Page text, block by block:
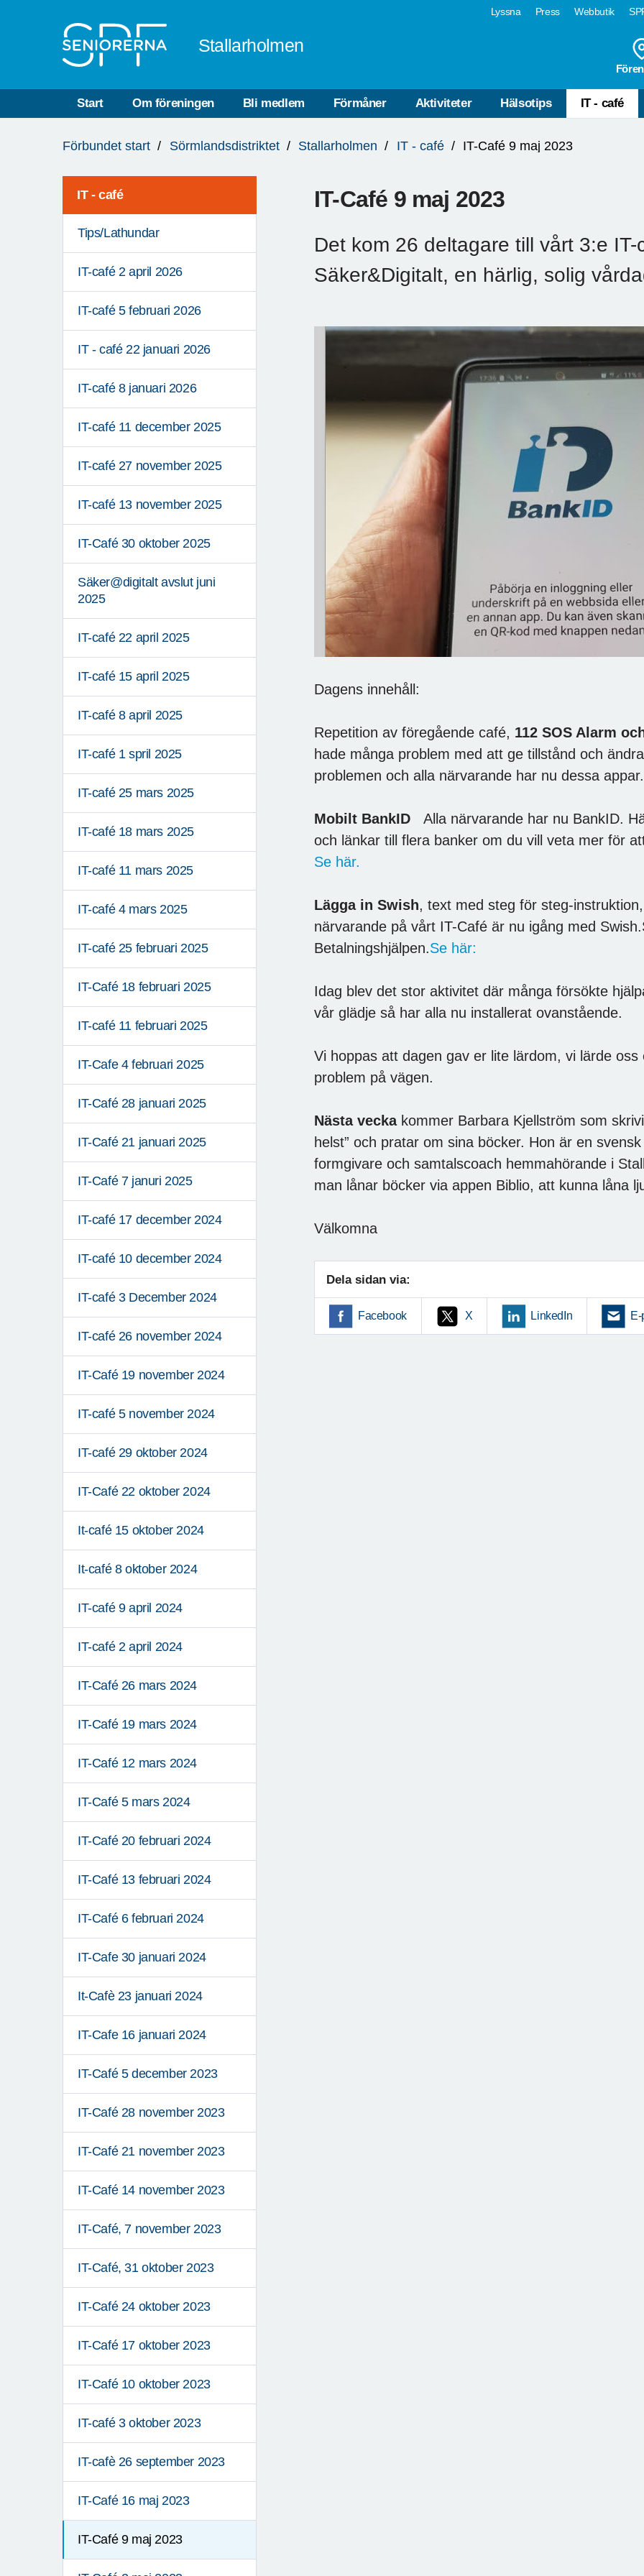
Lyssna Press Webbutik
Stallarholmen
Start Om föreningen Bli medlem Förmåner Aktiviteter Hälsotips IT - café
är
Förbundet start Sörmlandsdistriktet Stallarholmen IT - café IT-Café 9 maj 2023
IT - café
Tips/Lathundar
IT-café 2 april 2026
IT-café 5 februari 2026
IT - café 22 januari 2026
IT-café 8 januari 2026
IT-café 11 december 2025
IT-café 27 november 2025
IT-café 13 november 2025
IT-Café 30 oktober 2025
Säker@digitalt avslut juni
2025
IT-café 22 april 2025
IT-café 15 april 2025
IT-café 8 april 2025
IT-café 1 spril 2025
IT-café 25 mars 2025
IT-café 18 mars 2025
IT-café 11 mars 2025
IT-café 4 mars 2025
IT-café 25 februari 2025
IT-Café 18 februari 2025
IT-café 11 februari 2025
IT-Cafe 4 februari 2025
IT-Café 28 januari 2025
IT-Café 21 januari 2025
IT-Café 7 januri 2025
IT-café 17 december 2024
IT-café 10 december 2024
IT-café 3 December 2024
IT-café 26 november 2024
IT-Café 19 november 2024
IT-café 5 november 2024
IT-café 29 oktober 2024
IT-Café 22 oktober 2024
It-café 15 oktober 2024
It-café 8 oktober 2024
IT-café 9 april 2024
IT-café 2 april 2024
IT-Café 26 mars 2024
IT-Café 19 mars 2024
IT-Café 12 mars 2024
IT-Café 5 mars 2024
IT-Café 20 februari 2024
IT-Café 13 februari 2024
IT-Café 6 februari 2024
IT-Cafe 30 januari 2024
It-Cafè 23 januari 2024
IT-Cafe 16 januari 2024
IT-Café 5 december 2023
IT-Café 28 november 2023
IT-Café 21 november 2023
IT-Café 14 november 2023
IT-Café, 7 november 2023
IT-Café, 31 oktober 2023
IT-Café 24 oktober 2023
IT-Café 17 oktober 2023
IT-Café 10 oktober 2023
IT-café 3 oktober 2023
IT-cafè 26 september 2023
IT-Café 16 maj 2023
IT-Café 9 maj 2023
IT-Café 9 maj 2023
Det kom 26 deltagare till vårt 3:e IT-
Säker&Digitalt, en härlig, solig
Dagens innehåll:
Repetition av föregående café, 112 SOS Alarm
hade många problem med att ge tillstånd och
problemen och alla närvarande har nu dessa appar.
Mobilt BankID Alla närvarande har nu BankID.
och länkar till flera banker om du vill veta mer för
Se här.
Lägga in Swish, text med steg för steg-
närvarande på vårt IT-Café är nu igång med
Betalningshjälpen.Se här:
Idag blev det stor aktivitet där många försökte
vår glädje så har alla nu installerat ovanstående.
Vi hoppas att dagen gav er lite lärdom, vi lärde
problem på vägen.
Nästa veckakommer Barbara Kjellström som
helst” och pratar om sina böcker. Hon är en
formgivare och samtalscoach hemmahörande i
man lånar böcker via appen Biblio, att kunna låna
Välkomna
Dela sidan via:
Facebook X LinkedIn